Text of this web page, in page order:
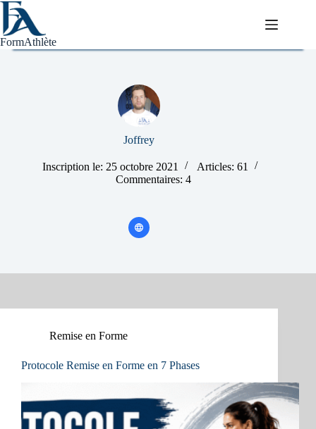
Passer
au
contenu
FormAthlète
Joffrey
Inscription le: 25 octobre 2021
Articles: 61
Commentaires: 4
Remise en Forme
Protocole Remise en Forme en 7 Phases